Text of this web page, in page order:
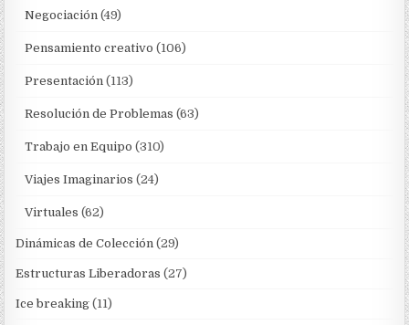
Negociación (49)
Pensamiento creativo (106)
Presentación (113)
Resolución de Problemas (63)
Trabajo en Equipo (310)
Viajes Imaginarios (24)
Virtuales (62)
Dinámicas de Colección (29)
Estructuras Liberadoras (27)
Ice breaking (11)